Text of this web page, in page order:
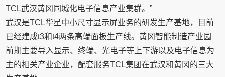
TCL武汉黄冈同城化电子信息产业集群。”
武汉是TCL华星中小尺寸显示屏业务的研发生产基地，目前
已经建成t3和t4两条高端面板生产线。黄冈智能制造产业园
前期主要导入显示、终端、光电子等上下游以及电子信息为
主的相关产业企业，配套服务TCL集团在武汉和黄冈的三大